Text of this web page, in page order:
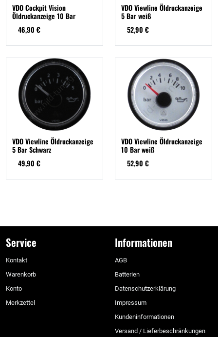
VDO Cockpit Vision
Öldruckanzeige 10 Bar
46,90 €
VDO Viewline Öldruckanzeige
5 Bar weiß
52,90 €
VDO Viewline Öldruckanzeige
5 Bar Schwarz
49,90 €
VDO Viewline Öldruckanzeige
10 Bar weiß
52,90 €
Service
Kontakt
Warenkorb
Konto
Merkzettel
Informationen
AGB
Batterien
Datenschutzerklärung
Impressum
Kundeninformationen
Versand / Lieferbeschränkungen